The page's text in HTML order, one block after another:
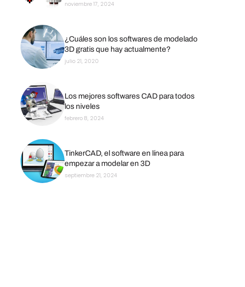
noviembre 17, 2024
¿Cuáles son los softwares de modelado
3D gratis que hay actualmente?
julio 21, 2020
Los mejores softwares CAD para todos
los niveles
febrero 8, 2024
TinkerCAD, el software en línea para
empezar a modelar en 3D
septiembre 21, 2024